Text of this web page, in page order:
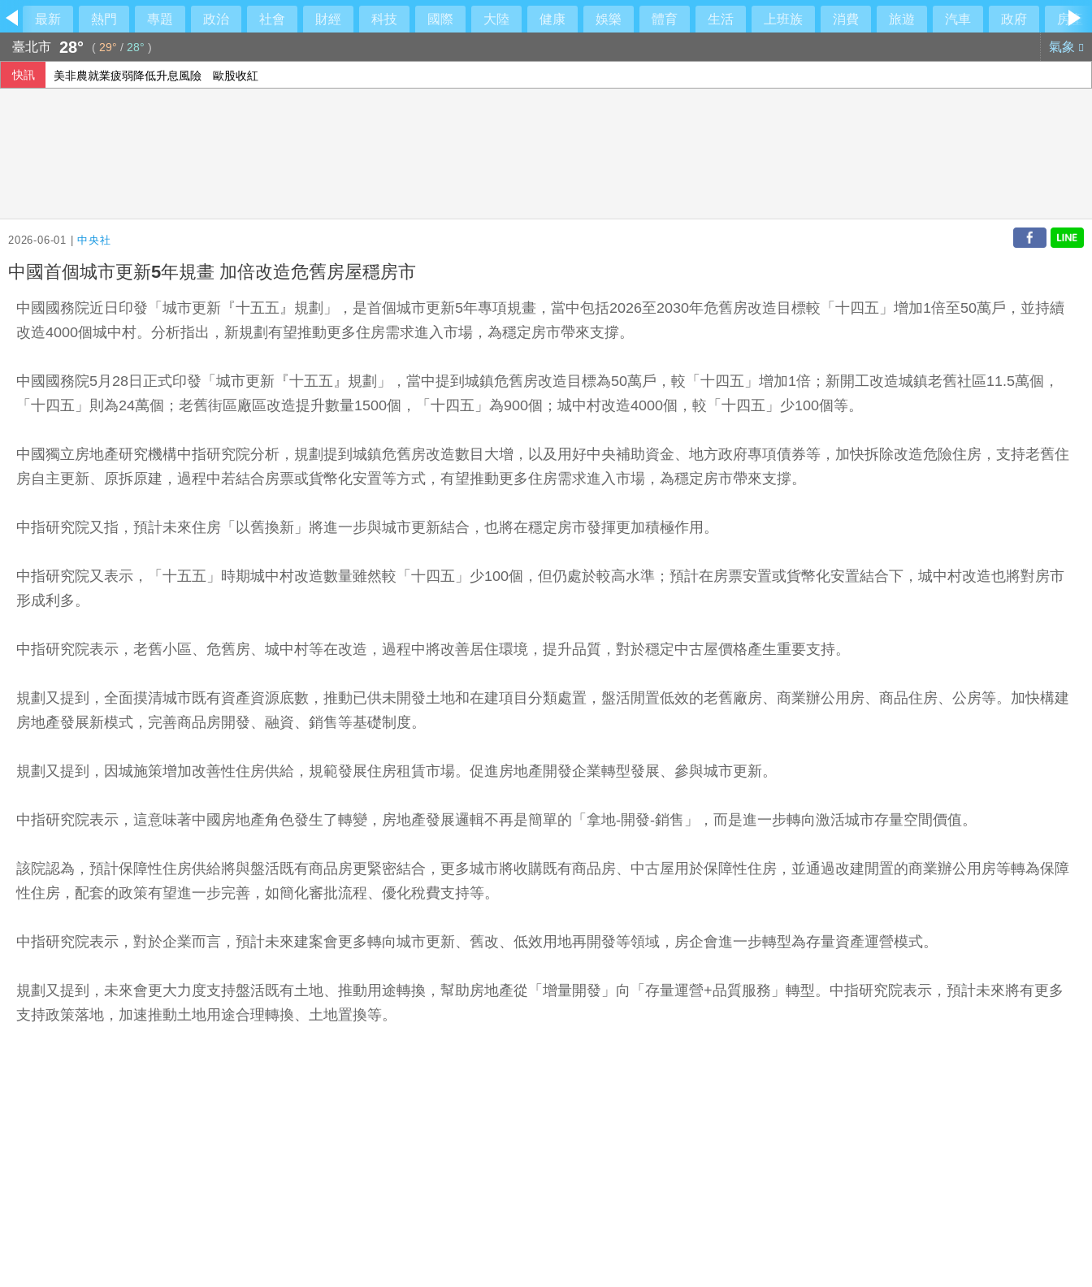
最新 熱門 專題 政治 社會 財經 科技 國際 大陸 健康 娛樂 體育 生活 上班族 消費 旅遊 汽車 政府
房產
臺北市 28° ( 29° / 28° ) 氣象
快訊 美非農就業疲弱降低升息風險 歐股收紅
2026-06-01 |中央社
中國首個城市更新5年規畫 加倍改造危舊房屋穩房市
中國國務院近日印發「城市更新『十五五』規劃」，是首個城市更新5年專項規畫，當中包括2026至2030年危舊房改造目標較「十四五」增加1倍至50萬戶，並持續
改造4000個城中村。分析指出，新規劃有望推動更多住房需求進入市場，為穩定房市帶來支撐。
中國國務院5月28日正式印發「城市更新『十五五』規劃」，當中提到城鎮危舊房改造目標為50萬戶，較「十四五」增加1倍；新開工改造城鎮老舊社區11.5萬個，
「十四五」則為24萬個；老舊街區廠區改造提升數量1500個，「十四五」為900個；城中村改造4000個，較「十四五」少100個等。
中國獨立房地產研究機構中指研究院分析，規劃提到城鎮危舊房改造數目大增，以及用好中央補助資金、地方政府專項債券等，加快拆除改造危險住房，支持老舊住
房自主更新、原拆原建，過程中若結合房票或貨幣化安置等方式，有望推動更多住房需求進入市場，為穩定房市帶來支撐。
中指研究院又指，預計未來住房「以舊換新」將進一步與城市更新結合，也將在穩定房市發揮更加積極作用。
中指研究院又表示，「十五五」時期城中村改造數量雖然較「十四五」少100個，但仍處於較高水準；預計在房票安置或貨幣化安置結合下，城中村改造也將對房市
形成利多。
中指研究院表示，老舊小區、危舊房、城中村等在改造，過程中將改善居住環境，提升品質，對於穩定中古屋價格產生重要支持。
規劃又提到，全面摸清城市既有資產資源底數，推動已供未開發土地和在建項目分類處置，盤活閒置低效的老舊廠房、商業辦公用房、商品住房、公房等。加快構建
房地產發展新模式，完善商品房開發、融資、銷售等基礎制度。
規劃又提到，因城施策增加改善性住房供給，規範發展住房租賃市場。促進房地產開發企業轉型發展、參與城市更新。
中指研究院表示，這意味著中國房地產角色發生了轉變，房地產發展邏輯不再是簡單的「拿地-開發-銷售」，而是進一步轉向激活城市存量空間價值。
該院認為，預計保障性住房供給將與盤活既有商品房更緊密結合，更多城市將收購既有商品房、中古屋用於保障性住房，並通過改建閒置的商業辦公用房等轉為保障
性住房，配套的政策有望進一步完善，如簡化審批流程、優化稅費支持等。
中指研究院表示，對於企業而言，預計未來建案會更多轉向城市更新、舊改、低效用地再開發等領域，房企會進一步轉型為存量資產運營模式。
規劃又提到，未來會更大力度支持盤活既有土地、推動用途轉換，幫助房地產從「增量開發」向「存量運營+品質服務」轉型。中指研究院表示，預計未來將有更多
支持政策落地，加速推動土地用途合理轉換、土地置換等。